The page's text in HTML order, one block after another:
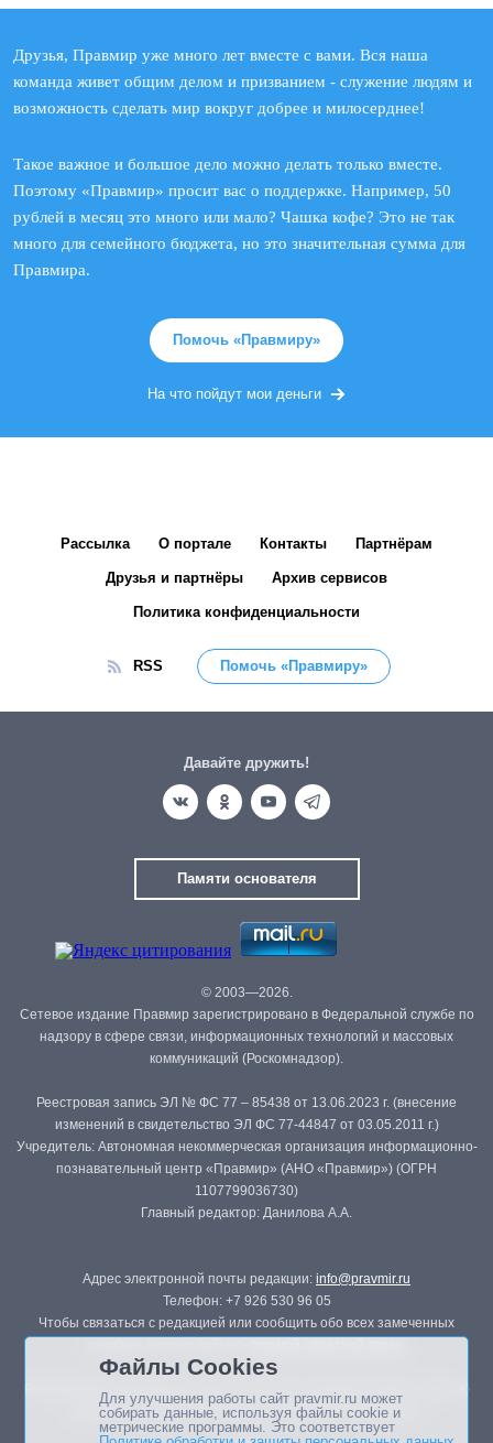
Друзья, Правмир уже много лет вместе с вами. Вся наша
команда живет общим делом и призванием - служение людям и
возможность сделать мир вокруг добрее и милосерднее!
Такое важное и большое дело можно делать только вместе.
Поэтому «Правмир» просит вас о поддержке. Например, 50
рублей в месяц это много или мало? Чашка кофе? Это не так
много для семейного бюджета, но это значительная сумма для
Правмира.
Помочь «Правмиру»
На что пойдут мои деньги
Рассылка О портале Контакты Партнёрам
Друзья и партнёры Архив сервисов
Политика конфиденциальности
RSS Помочь «Правмиру»
Давайте дружить!
Памяти основателя
© 2003—2026.
Сетевое издание Правмир зарегистрировано в Федеральной службе по
надзору в сфере связи, информационных технологий и массовых
коммуникаций (Роскомнадзор).
Реестровая запись ЭЛ № ФС 77 – 85438 от 13.06.2023 г. (внесение
изменений в свидетельство ЭЛ ФС 77-44847 от 03.05.2011 г.)
Учредитель: Автономная некоммерческая организация информационно-
познавательный центр «Правмир» (АНО «Правмир») (ОГРН
1107799036730)
Главный редактор: Данилова А.А.
Адрес электронной почты редакции: info@pravmir.ru
Телефон: +7 926 530 96 05
Чтобы связаться с редакцией или сообщить обо всех замеченных
Републикация материалов сайта в печатных изданиях (книгах, прессе)
возможна только с письменного разрешения редакции.
Файлы Cookies
Для улучшения работы сайт pravmir.ru может
собирать данные, используя файлы cookie и
метрические программы. Это соответствует